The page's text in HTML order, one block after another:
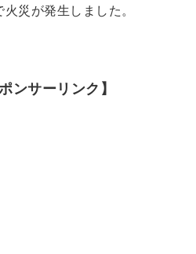
災が発生しました。
ンサーリンク】